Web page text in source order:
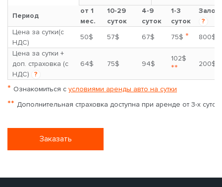
Период
от 1
мес.
10-29
суток
4-9
суток
1-3
суток
Залог
?
Цена за сутки(с
НДС)
50$ 57$ 67$ 75$ *
800$
Цена за сутки +
доп. страховка (с
НДС)
?
64$ 75$ 94$
102$
** 200$
* Ознакомиться с условиями аренды авто на сутки
** Дополнительная страховка доступна при аренде от 3-х суток
Заказать